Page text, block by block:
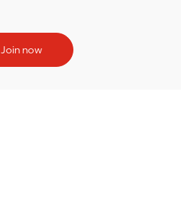
Join now